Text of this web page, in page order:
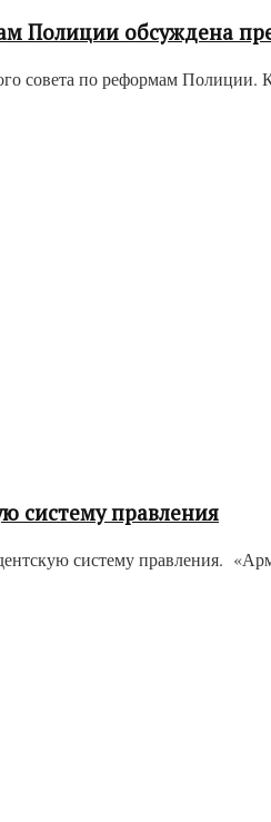
Полиции обсуждена
совета по реформам Полиции.
систему правления
систему правления.